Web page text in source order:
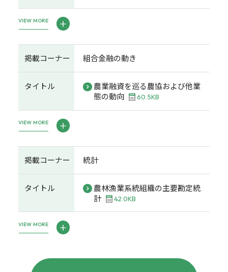
VIEW MORE
掲載コーナー 組合金融の動き
タイトル
農業融資を巡る農協および他業
態の動向
60.5KB
VIEW MORE
掲載コーナー 統計
タイトル
農林漁業系統組織の主要勘定統
計
42.0KB
VIEW MORE